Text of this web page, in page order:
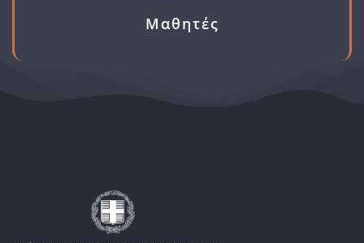
Μαθητές